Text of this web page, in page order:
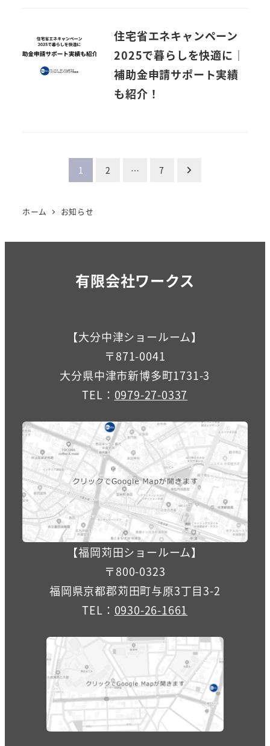
住宅省エネキャンペーン
2025で暮らしを快適に｜
補助金申請サポート実績
も紹介！
の
ペ
1 2 … 7
ホーム お知らせ
有限会社ワークス
【大分中津ショールーム】
〒871-0041
大分県中津市新博多町1731-3
TEL： 0979-27-0337
【福岡苅田ショールーム】
〒800-0323
福岡県京都郡苅田町与原3丁目3-2
TEL： 0930-26-1661